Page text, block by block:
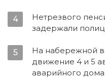
4
Нетрезвого
задержали
5
На набережной
движение 4 и 5
аварийного дома